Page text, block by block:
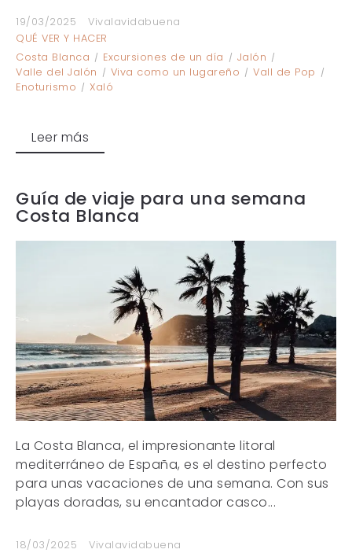
19/03/2025
Vivalavidabuena
QUÉ VER Y HACER
Costa Blanca
Excursiones de un día
Jalón
Valle del Jalón
Viva como un lugareño
Vall de Pop
Enoturismo
Xaló
Leer más
Guía de viaje para una semana
Costa Blanca
La Costa Blanca, el impresionante litoral
mediterráneo de España, es el destino perfecto
para unas vacaciones de una semana. Con sus
playas doradas, su encantador casco...
18/03/2025
Vivalavidabuena